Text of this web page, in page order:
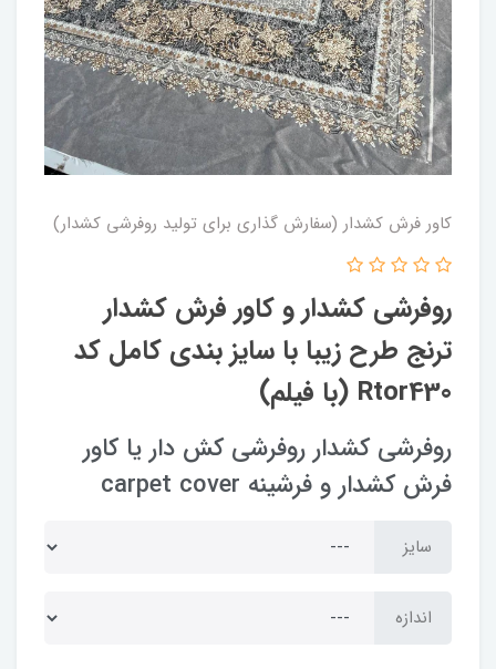
کاور فرش کشدار (سفارش گذاری برای تولید روفرشی کشدار)
روفرشی کشدار و کاور فرش کشدار
ترنج طرح زیبا با سایز بندی کامل کد
Rtor430 (با فیلم)
روفرشی کشدار روفرشی کش دار یا کاور
فرش کشدار و فرشینه carpet cover
سایز
اندازه